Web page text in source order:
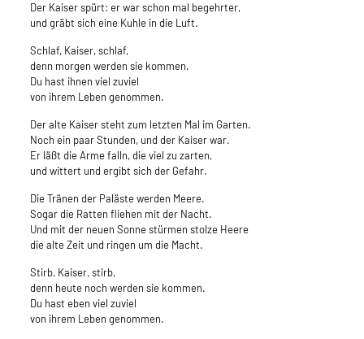
Der Kaiser spürt: er war schon mal begehrter,
und gräbt sich eine Kuhle in die Luft.
Schlaf, Kaiser, schlaf,
denn morgen werden sie kommen.
Du hast ihnen viel zuviel
von ihrem Leben genommen.
Der alte Kaiser steht zum letzten Mal im Garten.
Noch ein paar Stunden, und der Kaiser war.
Er läßt die Arme falln, die viel zu zarten,
und wittert und ergibt sich der Gefahr.
Die Tränen der Paläste werden Meere.
Sogar die Ratten fliehen mit der Nacht.
Und mit der neuen Sonne stürmen stolze Heere
die alte Zeit und ringen um die Macht.
Stirb, Kaiser, stirb,
denn heute noch werden sie kommen.
Du hast eben viel zuviel
von ihrem Leben genommen.